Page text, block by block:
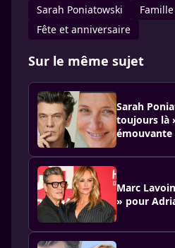
Sarah Poniatowski
Famille
Fête et anniversaire
Sur le même sujet
Sarah
toujours là
émouvante
Marc
» pour